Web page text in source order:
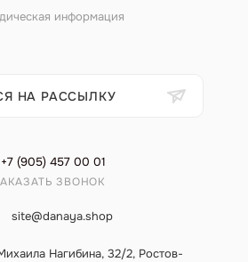
информация
НА РАССЫЛКУ
+7 (905) 457 00 01
ЗВОНОК
site@danaya.shop
Нагибина, 32/2, Ростов-